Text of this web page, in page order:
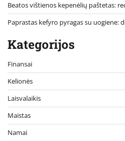
Beatos vištienos kepenėlių paštetas:
Paprastas kefyro pyragas su uogiene:
Kategorijos
Finansai
Kelionės
Laisvalaikis
Maistas
Namai